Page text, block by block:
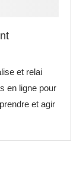
et relai
en ligne pour
et agir